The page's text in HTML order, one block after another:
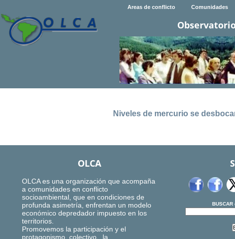
Areas de conflicto Comunidades
Niveles de mercurio se
OLCA
OLCA es una organización que acompaña
a comunidades en conflicto
socioambiental, que en condiciones de
profunda asimetría, enfrentan un modelo
económico depredador impuesto en los
territorios.
Promovemos la participación y el
protagonismo colectivo, la
BUSCAR